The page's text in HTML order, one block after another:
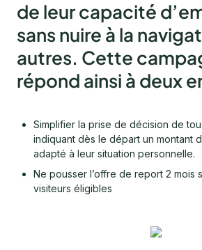
de leur capacité
sans nuire à la
autres. Cette
répond ainsi à deux
Simplifier la prise de décision de
indiquant dès le départ un montant
adapté à leur situation personnelle.
Ne pousser l’offre de report 2 mois
visiteurs éligibles